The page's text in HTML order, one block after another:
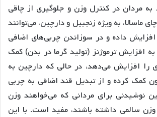
به مردان در کنترل وزن و جلوگیری از چاقی
ماسالا، به ویژه زنجبیل و دارچین، می‌توانند
داده و در سوزاندن چربی‌های اضافی
افزایش ترموژنز (تولید گرما در بدن) کمک
را افزایش می‌دهد، در حالی که دارچین به
کمک کرده و از تبدیل قند اضافی به چربی
نوشیدنی برای مردانی که می‌خواهند وزن
وزن سالمی داشته باشند، مفید است. با این